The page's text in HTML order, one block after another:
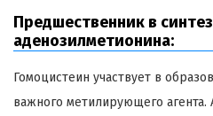
Предшественник в
аденозилметионина:
Гомоцистеин участвует в
важного метилирующего агента.